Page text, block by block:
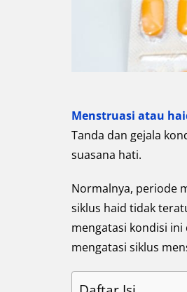
Menstruasi atau
Tanda dan gejala
suasana hati.
Normalnya, periode
siklus haid tidak
mengatasi kondisi
mengatasi siklus